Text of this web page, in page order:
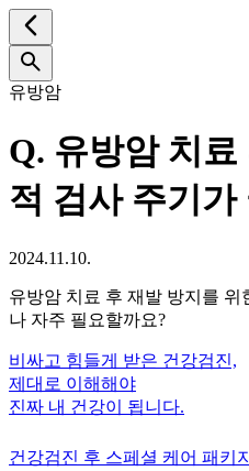
유방암
Q. 유방암 치
적 검사 주기가
2024.11.10.
유방암 치료 후 재발 방지를
나 자주 필요할까요?
비싸고 힘들게 받은 건강검진,
제대로 이해해야
진짜 내 건강이 됩니다.
건강검진 후 스페셜 케어 패키지